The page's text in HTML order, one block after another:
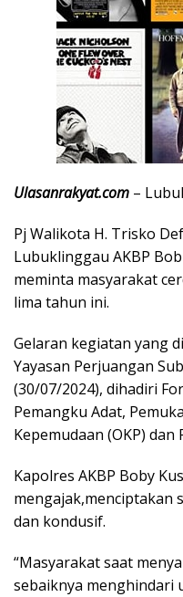
Ulasanrakyat.com –
Pj Walikota H. Trisko
Lubuklinggau AKBP
meminta masyarakat
lima tahun ini.
Gelaran kegiatan yang
Yayasan Perjuangan
(30/07/2024), dihadiri
Pemangku Adat,
Kepemudaan (OKP)
Kapolres AKBP Boby
mengajak,menciptakan
dan kondusif.
“Masyarakat saat
sebaiknya menghindari